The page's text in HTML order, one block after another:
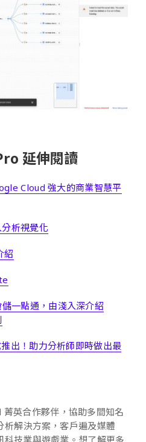
延伸閱讀
Cloud 強大的商業智慧平
析視覺化
紹
一點通，由淺入深介紹
出！助力分析師即時做出最
英合作夥伴，協助多間知名
解決方案，客戶遍及媒體